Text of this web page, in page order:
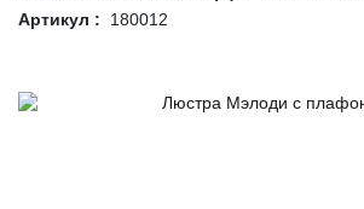
Артикул : 180012